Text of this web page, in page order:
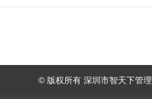
© 版权所有 深圳市智天下管